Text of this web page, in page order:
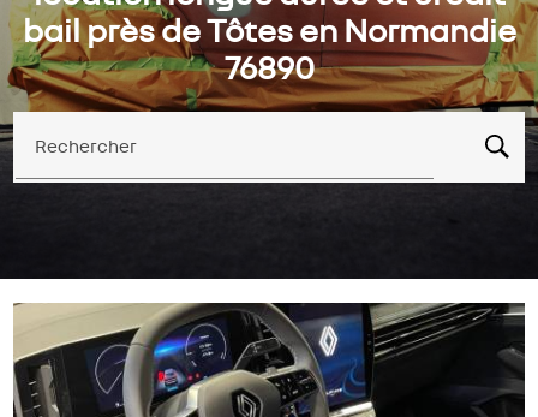
bail près de Tôtes en Normandie
76890
Rechercher